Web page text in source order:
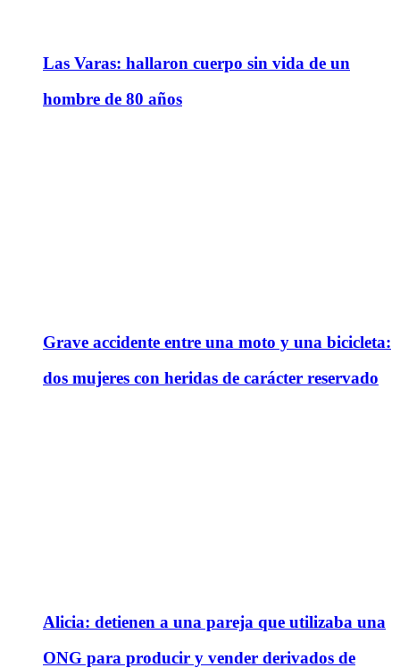
Las Varas: hallaron cuerpo sin vida de un
hombre de 80 años
Grave accidente entre una moto y una bicicleta:
dos mujeres con heridas de carácter reservado
Alicia: detienen a una pareja que utilizaba una
ONG para producir y vender derivados de